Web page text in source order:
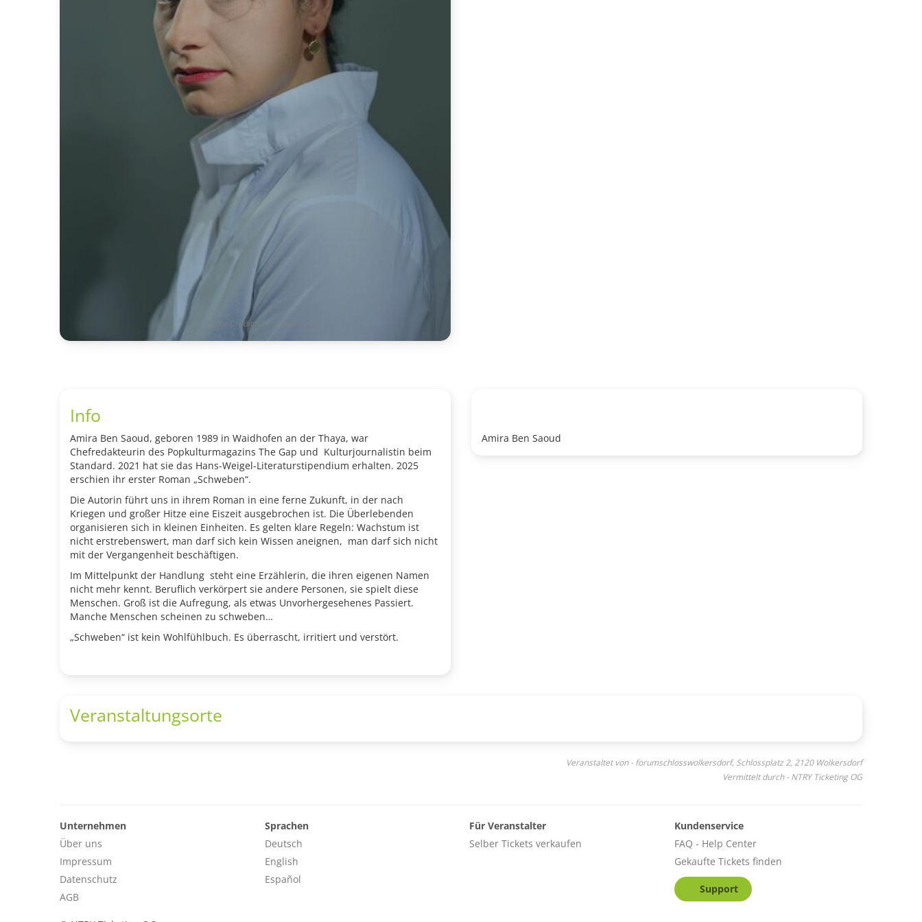
Image Credit: © Erli Grünzweil
Info
Amira Ben Saoud, geboren 1989 in Waidhofen an der Thaya, war
Chefredakteurin des Popkulturmagazins The Gap und Kulturjournalistin beim
Standard. 2021 hat sie das Hans-Weigel-Literaturstipendium erhalten. 2025
erschien ihr erster Roman „Schweben“.
Die Autorin führt uns in ihrem Roman in eine ferne Zukunft, in der nach
Kriegen und großer Hitze eine Eiszeit ausgebrochen ist. Die Überlebenden
organisieren sich in kleinen Einheiten. Es gelten klare Regeln: Wachstum ist
nicht erstrebenswert, man darf sich kein Wissen aneignen, man darf sich nicht
mit der Vergangenheit beschäftigen.
Im Mittelpunkt der Handlung steht eine Erzählerin, die ihren eigenen Namen
nicht mehr kennt. Beruflich verkörpert sie andere Personen, sie spielt diese
Menschen. Groß ist die Aufregung, als etwas Unvorhergesehenes Passiert.
Manche Menschen scheinen zu schweben…
„Schweben“ ist kein Wohlfühlbuch. Es überrascht, irritiert und verstört.
Amira Ben Saoud
Veranstaltungsorte
Veranstaltet von - forumschlosswolkersdorf, Schlossplatz 2, 2120 Wolkersdorf
Vermittelt durch - NTRY Ticketing OG
Unternehmen
Über uns
Impressum
Datenschutz
AGB
Sprachen
Deutsch
English
Español
Für Veranstalter
Selber Tickets verkaufen
Kundenservice
FAQ - Help Center
Gekaufte Tickets finden
Support